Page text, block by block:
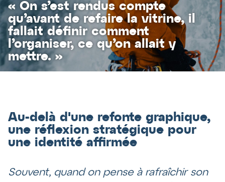
« On s’est rendus compte
qu’avant de refaire la vitrine, il
fallait définir comment
l’organiser, ce qu’on allait y
mettre. »
Au-delà d'une refonte graphique,
une réflexion stratégique pour
une identité affirmée
Souvent, quand on pense à rafraîchir son